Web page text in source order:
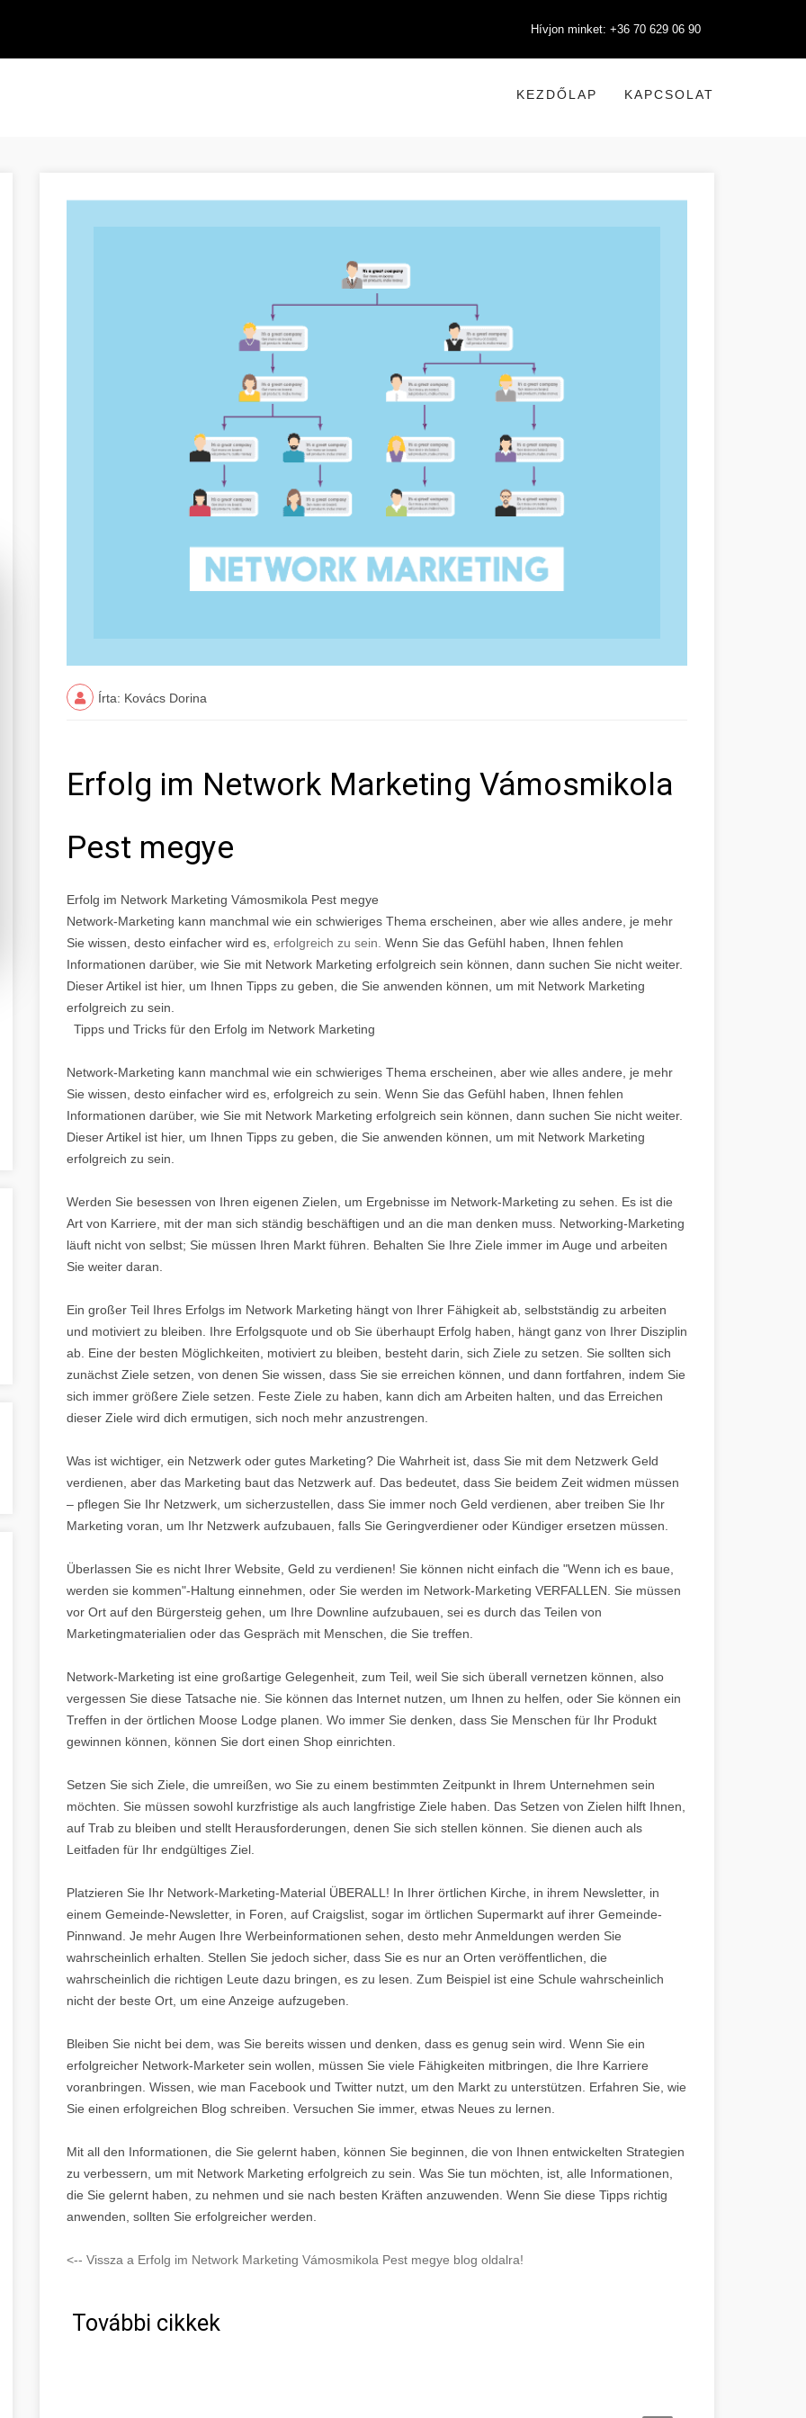
Hívjon minket: +36 70 629 06 90
KEZDŐLAP KAPCSOLAT
Írta: Kovács Dorina
Erfolg im Network Marketing Vámosmikola
Pest megye
Erfolg im Network Marketing Vámosmikola Pest megye
Network-Marketing kann manchmal wie ein schwieriges Thema erscheinen, aber wie alles andere, je mehr
Sie wissen, desto einfacher wird es, erfolgreich zu sein. Wenn Sie das Gefühl haben, Ihnen fehlen
Informationen darüber, wie Sie mit Network Marketing erfolgreich sein können, dann suchen Sie nicht weiter.
Dieser Artikel ist hier, um Ihnen Tipps zu geben, die Sie anwenden können, um mit Network Marketing
erfolgreich zu sein.
Tipps und Tricks für den Erfolg im Network Marketing
Network-Marketing kann manchmal wie ein schwieriges Thema erscheinen, aber wie alles andere, je mehr
Sie wissen, desto einfacher wird es, erfolgreich zu sein. Wenn Sie das Gefühl haben, Ihnen fehlen
Informationen darüber, wie Sie mit Network Marketing erfolgreich sein können, dann suchen Sie nicht weiter.
Dieser Artikel ist hier, um Ihnen Tipps zu geben, die Sie anwenden können, um mit Network Marketing
erfolgreich zu sein.
Werden Sie besessen von Ihren eigenen Zielen, um Ergebnisse im Network-Marketing zu sehen. Es ist die
Art von Karriere, mit der man sich ständig beschäftigen und an die man denken muss. Networking-Marketing
läuft nicht von selbst; Sie müssen Ihren Markt führen. Behalten Sie Ihre Ziele immer im Auge und arbeiten
Sie weiter daran.
Ein großer Teil Ihres Erfolgs im Network Marketing hängt von Ihrer Fähigkeit ab, selbstständig zu arbeiten
und motiviert zu bleiben. Ihre Erfolgsquote und ob Sie überhaupt Erfolg haben, hängt ganz von Ihrer Disziplin
ab. Eine der besten Möglichkeiten, motiviert zu bleiben, besteht darin, sich Ziele zu setzen. Sie sollten sich
zunächst Ziele setzen, von denen Sie wissen, dass Sie sie erreichen können, und dann fortfahren, indem Sie
sich immer größere Ziele setzen. Feste Ziele zu haben, kann dich am Arbeiten halten, und das Erreichen
dieser Ziele wird dich ermutigen, sich noch mehr anzustrengen.
Was ist wichtiger, ein Netzwerk oder gutes Marketing? Die Wahrheit ist, dass Sie mit dem Netzwerk Geld
verdienen, aber das Marketing baut das Netzwerk auf. Das bedeutet, dass Sie beidem Zeit widmen müssen
– pflegen Sie Ihr Netzwerk, um sicherzustellen, dass Sie immer noch Geld verdienen, aber treiben Sie Ihr
Marketing voran, um Ihr Netzwerk aufzubauen, falls Sie Geringverdiener oder Kündiger ersetzen müssen.
Überlassen Sie es nicht Ihrer Website, Geld zu verdienen! Sie können nicht einfach die "Wenn ich es baue,
werden sie kommen"-Haltung einnehmen, oder Sie werden im Network-Marketing VERFALLEN. Sie müssen
vor Ort auf den Bürgersteig gehen, um Ihre Downline aufzubauen, sei es durch das Teilen von
Marketingmaterialien oder das Gespräch mit Menschen, die Sie treffen.
Network-Marketing ist eine großartige Gelegenheit, zum Teil, weil Sie sich überall vernetzen können, also
vergessen Sie diese Tatsache nie. Sie können das Internet nutzen, um Ihnen zu helfen, oder Sie können ein
Treffen in der örtlichen Moose Lodge planen. Wo immer Sie denken, dass Sie Menschen für Ihr Produkt
gewinnen können, können Sie dort einen Shop einrichten.
Setzen Sie sich Ziele, die umreißen, wo Sie zu einem bestimmten Zeitpunkt in Ihrem Unternehmen sein
möchten. Sie müssen sowohl kurzfristige als auch langfristige Ziele haben. Das Setzen von Zielen hilft Ihnen,
auf Trab zu bleiben und stellt Herausforderungen, denen Sie sich stellen können. Sie dienen auch als
Leitfaden für Ihr endgültiges Ziel.
Platzieren Sie Ihr Network-Marketing-Material ÜBERALL! In Ihrer örtlichen Kirche, in ihrem Newsletter, in
einem Gemeinde-Newsletter, in Foren, auf Craigslist, sogar im örtlichen Supermarkt auf ihrer Gemeinde-
Pinnwand. Je mehr Augen Ihre Werbeinformationen sehen, desto mehr Anmeldungen werden Sie
wahrscheinlich erhalten. Stellen Sie jedoch sicher, dass Sie es nur an Orten veröffentlichen, die
wahrscheinlich die richtigen Leute dazu bringen, es zu lesen. Zum Beispiel ist eine Schule wahrscheinlich
nicht der beste Ort, um eine Anzeige aufzugeben.
Bleiben Sie nicht bei dem, was Sie bereits wissen und denken, dass es genug sein wird. Wenn Sie ein
erfolgreicher Network-Marketer sein wollen, müssen Sie viele Fähigkeiten mitbringen, die Ihre Karriere
voranbringen. Wissen, wie man Facebook und Twitter nutzt, um den Markt zu unterstützen. Erfahren Sie, wie
Sie einen erfolgreichen Blog schreiben. Versuchen Sie immer, etwas Neues zu lernen.
Mit all den Informationen, die Sie gelernt haben, können Sie beginnen, die von Ihnen entwickelten Strategien
zu verbessern, um mit Network Marketing erfolgreich zu sein. Was Sie tun möchten, ist, alle Informationen,
die Sie gelernt haben, zu nehmen und sie nach besten Kräften anzuwenden. Wenn Sie diese Tipps richtig
anwenden, sollten Sie erfolgreicher werden.
<-- Vissza a Erfolg im Network Marketing Vámosmikola Pest megye blog oldalra!
További cikkek